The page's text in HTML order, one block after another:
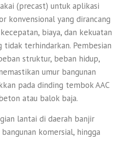
(precast) untuk aplikasi
konvensional yang dirancang
biaya, dan kekuatan
terhindarkan. Pembesian
struktur, beban hidup,
umur bangunan
pada dinding tembok AAC
atau balok baja.
lantai di daerah banjir
komersial, hingga